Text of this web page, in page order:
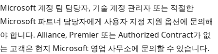
Microsoft 계정 팀 담당자, 기술 계정 관리자 또는 적절한
Microsoft 파트너 담당자에게 사용자 지정 지원 옵션에 문의해
야 합니다. Alliance, Premier 또는 Authorized Contract가 없
는 고객은 현지 Microsoft 영업 사무소에 문의할 수 있습니다.